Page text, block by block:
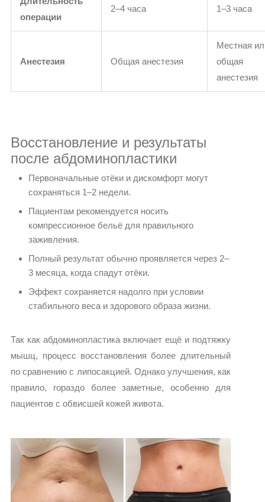
операции
2–4 часа 1–3 часа
Анестезия Общая анестезия
Местная
общая
анестезия
Восстановление и результаты
после абдоминопластики
Первоначальные отёки и дискомфорт могут
сохраняться 1–2 недели.
Пациентам рекомендуется носить
компрессионное бельё для правильного
заживления.
Полный результат обычно проявляется через 2–
3 месяца, когда спадут отёки.
Эффект сохраняется надолго при условии
стабильного веса и здорового образа жизни.
Так как абдоминопластика включает ещё и подтяжку
мышц, процесс восстановления более длительный
по сравнению с липосакцией. Однако улучшения, как
правило, гораздо более заметные, особенно для
пациентов с обвисшей кожей живота.